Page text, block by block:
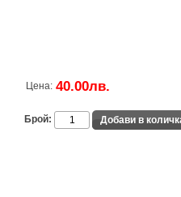
Цена: 40.00лв.
Брой: